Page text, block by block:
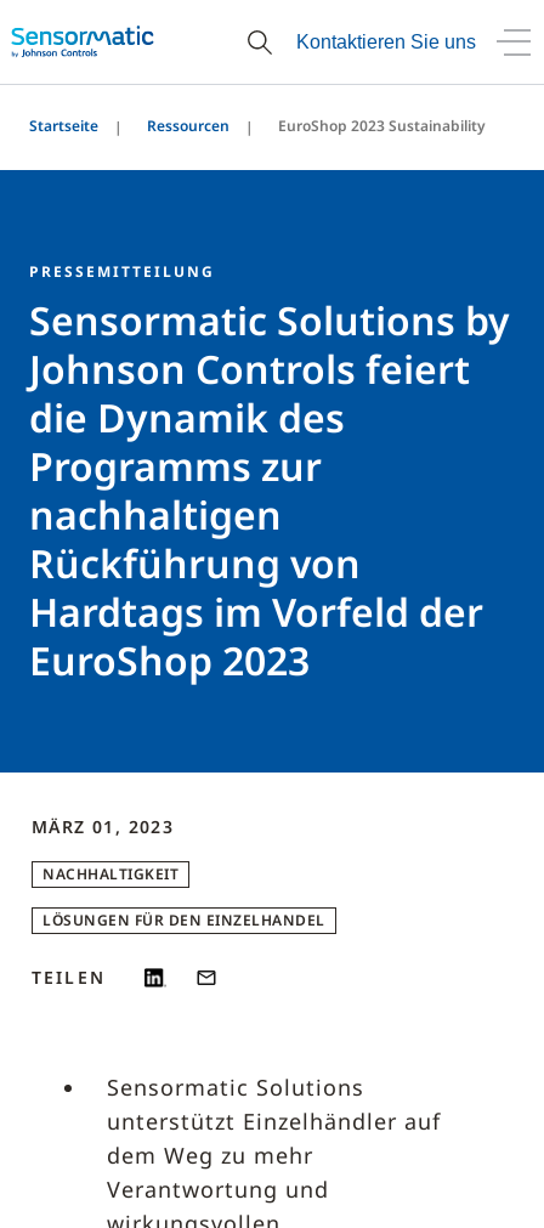
Kontaktieren Sie uns
Startseite Ressourcen EuroShop 2023 Sustainability
PRESSEMITTEILUNG
Sensormatic Solutions by
Johnson Controls feiert
die Dynamik des
Programms zur
nachhaltigen
Rückführung von
Hardtags im Vorfeld der
EuroShop 2023
MÄRZ 01, 2023
NACHHALTIGKEIT
LÖSUNGEN FÜR DEN EINZELHANDEL
TEILEN
Sensormatic Solutions
unterstützt Einzelhändler auf
dem Weg zu mehr
Verantwortung und